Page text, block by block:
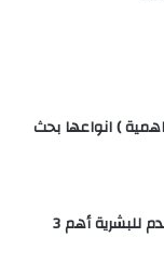
) انواعها بحث
نيكولا تسلا المخترع الذي قدم للبشرية أهم 3